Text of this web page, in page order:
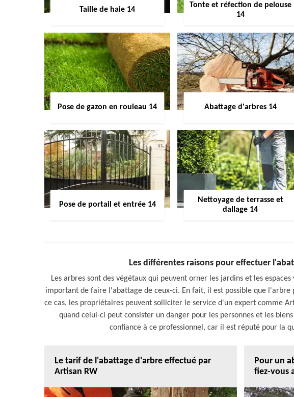
Taille de haie 14
Tonte et réfection de pelouse
14
Pose de gazon en rouleau 14 Abattage d'arbres 14
Pose de portail et entrée 14
Nettoyage de terrasse et
dallage 14
Les différentes raisons pour effectuer
Les arbres sont des végétaux qui peuvent orner les jardins et les
important de faire l'abattage de ceux-ci. En fait, il est possible que l'arbre
ce cas, les propriétaires peuvent solliciter le service d'un expert comme
quand celui-ci peut consister un danger pour les personnes et les
confiance à ce professionnel, car il est réputé pour la
Le tarif de l'abattage d'arbre effectué par
Artisan RW
Pour un
fiez-vous